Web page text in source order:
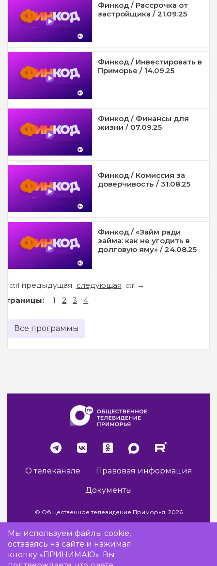
Финкод / Рассрочка от
застройщика / 21.09.25
Финкод / Инвестировать в
Приморье / 14.09.25
Финкод / Финансы для
жизни / 07.09.25
Финкод / Комиссия за
доверчивость / 31.08.25
Финкод / «Займ ради
займа: как не угодить в
долговую яму» / 24.08.25
ctrl предыдущая следующая ctrl →
Страницы: 1 2 3 4
Все программы
О телеканале Правовая информация
Документы
© Общественное телевидение Приморья, 2026
Разработка сайта -Vladweb
Мы используем файлы cookie,
оставаясь на сайте и нажимая
кнопку «ПРИНИМАЮ». Вы